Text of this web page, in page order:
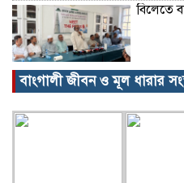
বিলেতে
বিক্ষোভ,
বাংগালী জীবন ও মূল ধারার